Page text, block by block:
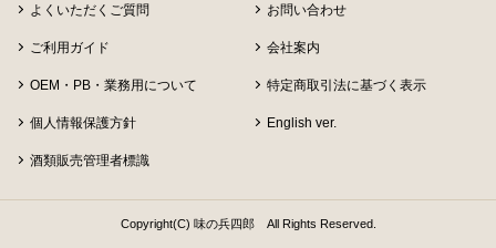
よくいただくご質問 お問い合わせ
ご利用ガイド 会社案内
OEM・PB・業務用について 特定商取引法に基づく表示
個人情報保護方針 English ver.
酒類販売管理者標識
Copyright(C) 味の兵四郎 All Rights Reserved.